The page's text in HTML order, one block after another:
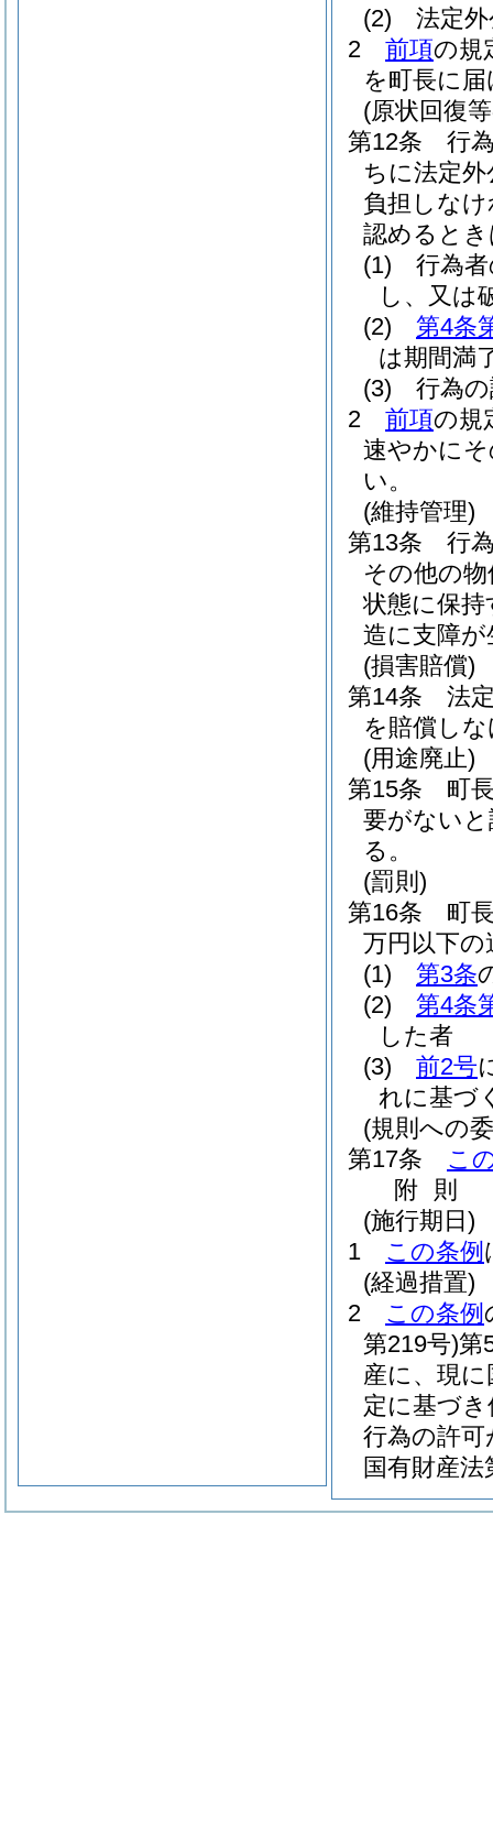
(2)
法定
2
前項の規
を町長に
(原状回復
第12条
行
ちに法定
負担しな
認めると
(1)
行為
し、又は
(2)
第4条
は期間満
(3)
行為
2
前項の規
速やかに
い。
(維持管理)
第13条
行
その他の
状態に保
造に支障
(損害賠償)
第14条
法
を賠償し
(用途廃止)
第15条
町
要がない
る。
(罰則)
第16条
町
万円以下
(1)
第3条
(2)
第4条
した者
(3)
前2号
れに基づ
(規則への
第17条
こ
附 則
(施行期日)
1
この条例
(経過措置)
2
この条例
第219号)第
産に、現
定に基づ
行為の許
国有財産